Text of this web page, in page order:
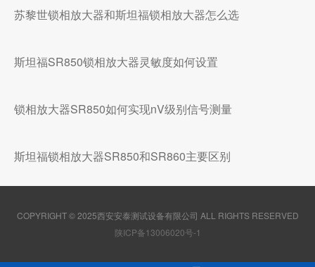
苏黎世锁相放大器和斯坦福锁相放大器怎么选
斯坦福SR850锁相放大器灵敏度如何设置
锁相放大器SR850如何实现nV级别信号测量
斯坦福锁相放大器SR850和SR860主要区别
COPYRIGHT © 2025西安安泰测试设备有限公司 ALL RIGHTS RESERVED
陕ICP备13006020号-1